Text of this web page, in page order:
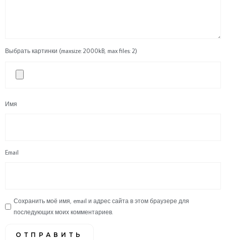
Выбрать картинки (maxsize: 2000kB, max files: 2)
Имя
Email
Сохранить моё имя, email и адрес сайта в этом браузере для
последующих моих комментариев.